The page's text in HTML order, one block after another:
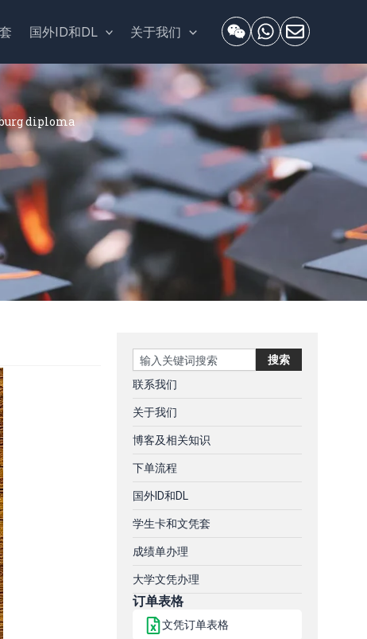
国外ID和DL 关于我们
diploma
Search 搜索
联系我们
关于我们
博客及相关知识
下单流程
国外ID和DL
学生卡和文凭套
成绩单办理
大学文凭办理
订单表格
文凭订单表格